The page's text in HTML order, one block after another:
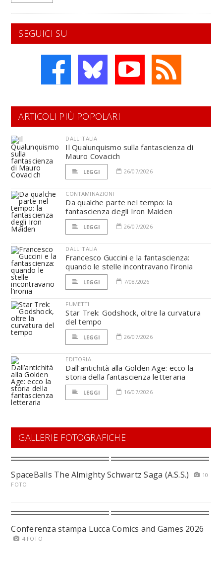
SEGUICI SU
ARTICOLI PIÙ POPOLARI
DALL'ITALIA
Il Qualunquismo sulla fantascienza di
Mauro Covacich
LEGGI 26/07/2026
CONTAMINAZIONI
Da qualche parte nel tempo: la
fantascienza degli Iron Maiden
LEGGI 26/07/2026
DALL'ITALIA
Francesco Guccini e la fantascienza:
quando le stelle incontravano l’ironia
LEGGI 7/08/2026
FUMETTI
Star Trek: Godshock, oltre la curvatura
del tempo
LEGGI 26/07/2026
EDITORIA
Dall’antichità alla Golden Age: ecco la
storia della fantascienza letteraria
LEGGI 16/07/2026
GALLERIE FOTOGRAFICHE
SpaceBalls The Almighty Schwartz Saga (A.S.S.)
10
FOTO
Conferenza stampa Lucca Comics and Games 2026
4 FOTO